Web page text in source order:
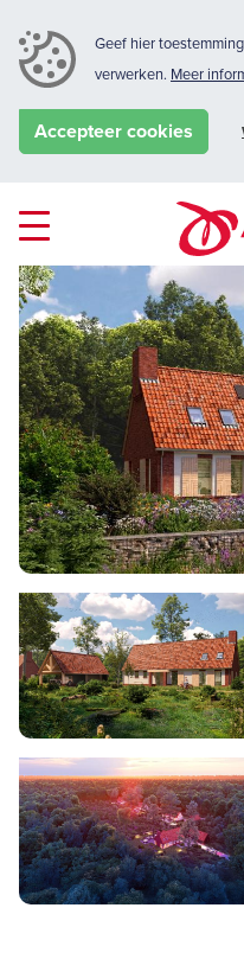
Geef hier
verwerken. Meer
Accepteer cookies